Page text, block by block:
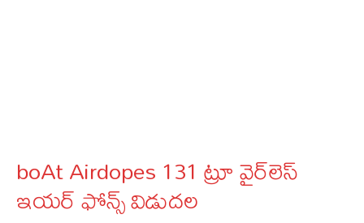
boAt Airdopes 131 ట్రూ వైర్‌లెస్
ఇయర్ ఫోన్స్‌ విడుదల